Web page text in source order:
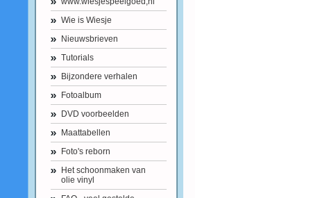
Wie is Wiesje
Nieuwsbrieven
Tutorials
Bijzondere verhalen
Fotoalbum
DVD voorbeelden
Maattabellen
Foto's reborn
Het schoonmaken van
olie vinyl